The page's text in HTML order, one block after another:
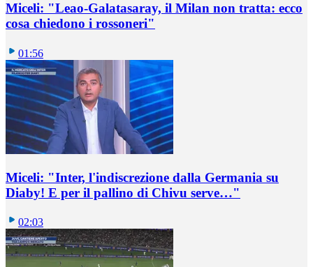
Miceli: "Leao-Galatasaray, il Milan non tratta: ecco
cosa chiedono i rossoneri"
01:56
Miceli: "Inter, l'indiscrezione dalla Germania su
Diaby! E per il pallino di Chivu serve…"
02:03